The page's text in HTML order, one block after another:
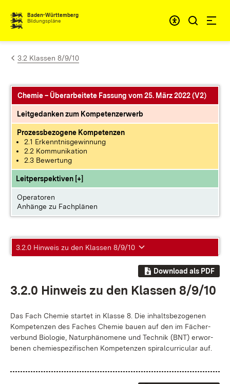
Zum Inhalt springen
Baden-Württemberg
Bildungspläne
3.2 Klassen 8/9/10
Chemie – Überarbeitete Fassung vom 25. März 2022 (V2)
Leitgedanken zum Kompetenzerwerb
Prozessbezogene Kompetenzen
2.1 Erkenntnisgewinnung
2.2 Kommunikation
2.3 Bewertung
Leitperspektiven [+]
Operatoren
Anhänge zu Fachplänen
3.2.0 Hinweis zu den Klassen 8/9/10
Download als PDF
3.2.0 Hin­weis zu den Klas­sen 8/9/10
Das Fach Che­mie star­tet in Klas­se 8. Die in­halts­be­zo­ge­nen
Kom­pe­ten­zen des Fa­ches Che­mie bau­en auf den im Fä­cher­
ver­bund Bio­lo­gie, Na­tur­phä­no­me­ne und Tech­nik (BNT) er­wor­
be­nen che­mie­spe­zi­fi­schen Kom­pe­ten­zen spi­ral­cur­ri­cu­lar auf.